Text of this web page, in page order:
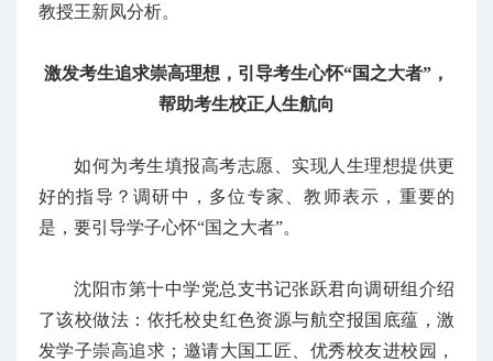
教授王新凤分析。
激发考生追求崇高理想，引导考生心怀“国之大者”，
帮助考生校正人生航向
如何为考生填报高考志愿、实现人生理想提供更
好的指导？调研中，多位专家、教师表示，重要的
是，要引导学子心怀“国之大者”。
沈阳市第十中学党总支书记张跃君向调研组介绍
了该校做法：依托校史红色资源与航空报国底蕴，激
发学子崇高追求；邀请大国工匠、优秀校友进校园，